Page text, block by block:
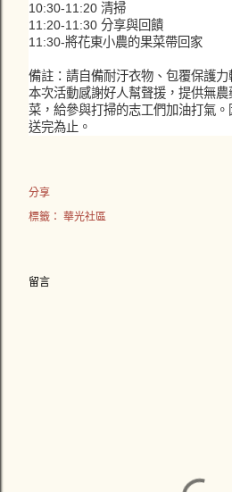
10:30-11:20 清掃
11:20-11:30 分享與回饋
11:30-將花東小農的果菜帶回家
備註：請自備耐汙衣物、包覆保護力
本次活動感謝好人幫聲援，提供無
菜，給參與打掃的志工們加油打氣
送完為止。
分享
標籤： 華光社區
留言